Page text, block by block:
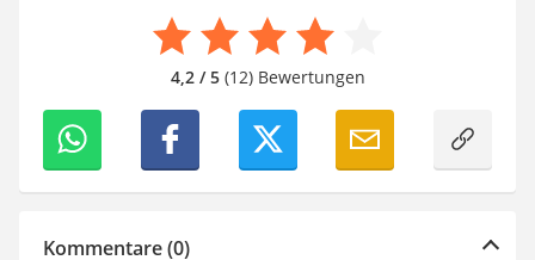
4,2 / 5(12) Bewertungen
Kommentare (0)